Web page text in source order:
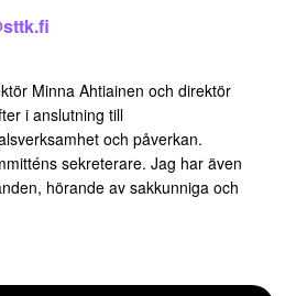
Minna Ahtiainen och direktör
i anslutning till
och påverkan.
sekreterare. Jag har även
hörande av sakkunniga och